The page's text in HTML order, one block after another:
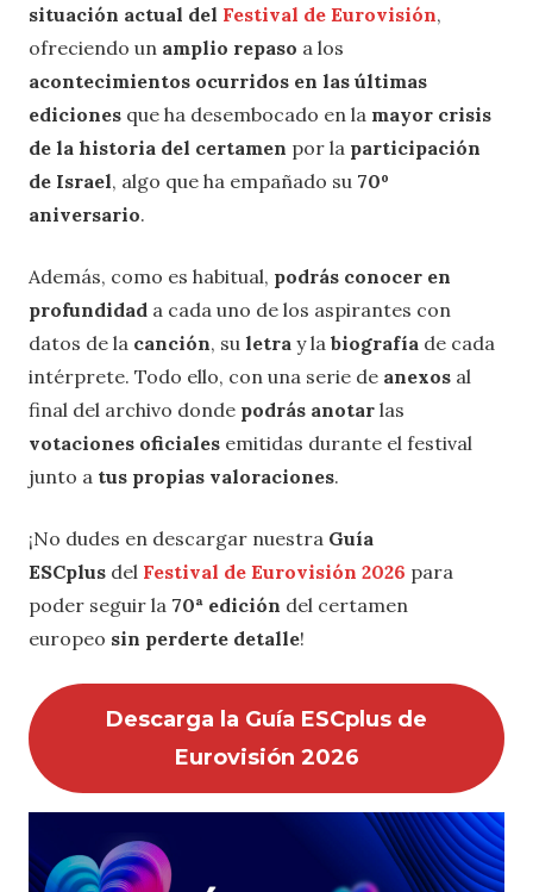
situación actual del Festival de Eurovisión,
ofreciendo un amplio repaso a los
acontecimientos ocurridos en las últimas
ediciones que ha desembocado en la mayor crisis
de la historia del certamen por la participación
de Israel, algo que ha empañado su 70º
aniversario.
Además, como es habitual, podrás conocer en
profundidad a cada uno de los aspirantes con
datos de la canción, su letra y la biografía de cada
intérprete. Todo ello, con una serie de anexos al
final del archivo donde podrás anotar las
votaciones oficiales emitidas durante el festival
junto a tus propias valoraciones.
¡No dudes en descargar nuestra Guía
ESCplus del Festival de Eurovisión 2026 para
poder seguir la 70ª edición del certamen
europeo sin perderte detalle!
Descarga la Guía ESCplus de
Eurovisión 2026